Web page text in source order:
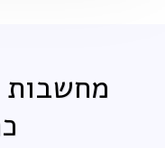
מחשבות